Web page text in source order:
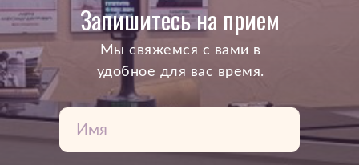
Запишитесь на прием
Mы свяжемся с вами в
удобное для вас время.